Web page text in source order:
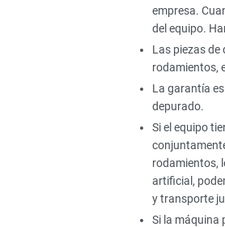
empresa.
del equipo.
Las piezas de
rodamientos,
La garantía
depurado.
Si el equipo
rodamientos,
artificial,
y transporte
Si la máquina